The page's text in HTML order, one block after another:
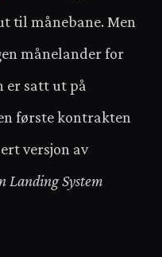
til månebane. Men
månelander for
er satt ut på
første kontrakten
versjon av
Landing System